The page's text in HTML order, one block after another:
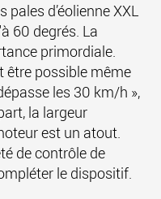
pales d’éolienne XXL
60 degrés. La
primordiale.
être possible même
les 30 km/h »,
la largeur
est un atout.
de contrôle de
le dispositif.